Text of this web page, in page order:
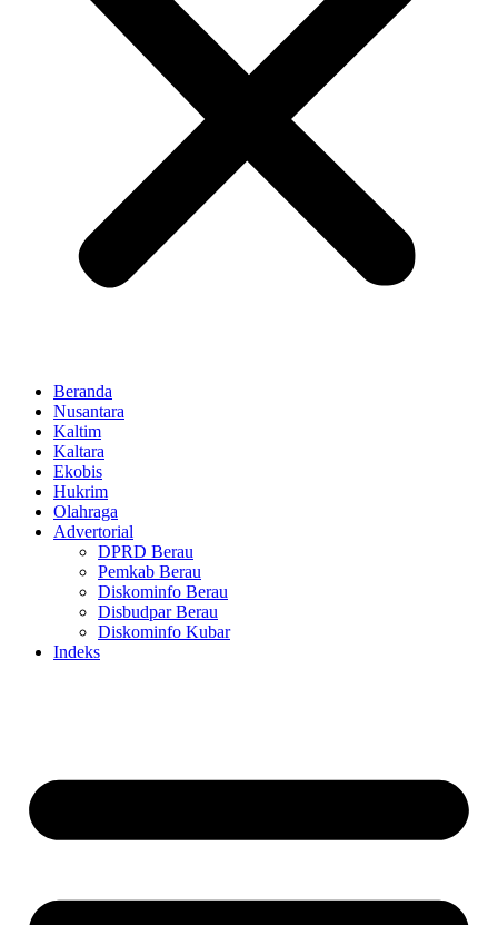
Beranda
Nusantara
Kaltim
Kaltara
Ekobis
Hukrim
Olahraga
Advertorial
DPRD Berau
Pemkab Berau
Diskominfo Berau
Disbudpar Berau
Diskominfo Kubar
Indeks